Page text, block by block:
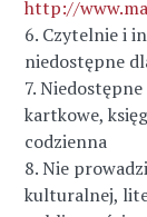
http://
6. Czytelnie i
niedostępne
7.
kartkowe,
codzienna
8. Nie
kulturalnej,